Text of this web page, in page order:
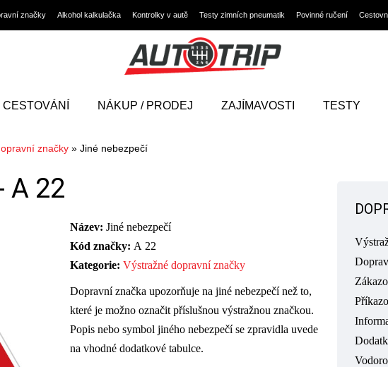
značky Alkohol kalkulačka Kontrolky v autě Testy zimních pneumatik Povinné ručení
CESTOVÁNÍ NÁKUP / PRODEJ ZAJÍMAVOSTI TESTY
značky » Jiné nebezpečí
A 22
Název: Jiné nebezpečí
Kód značky: A 22
Kategorie: Výstražné dopravní značky
Dopravní značka upozorňuje na jiné nebezpečí než to,
které je možno označit příslušnou výstražnou značkou.
Popis nebo symbol jiného nebezpečí se zpravidla uvede
na vhodné dodatkové tabulce.